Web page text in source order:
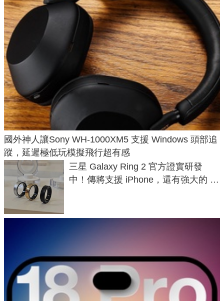
國外神人讓Sony WH-1000XM5 支援 Windows 頭部追
蹤，延遲極低玩模擬飛行超有感
三星 Galaxy Ring 2 官方證實研發
中！傳將支援 iPhone，還有強大的 AI